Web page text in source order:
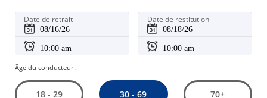
Date de retrait Date de restitution
Âge du conducteur :
18 - 29 30 - 69 70+